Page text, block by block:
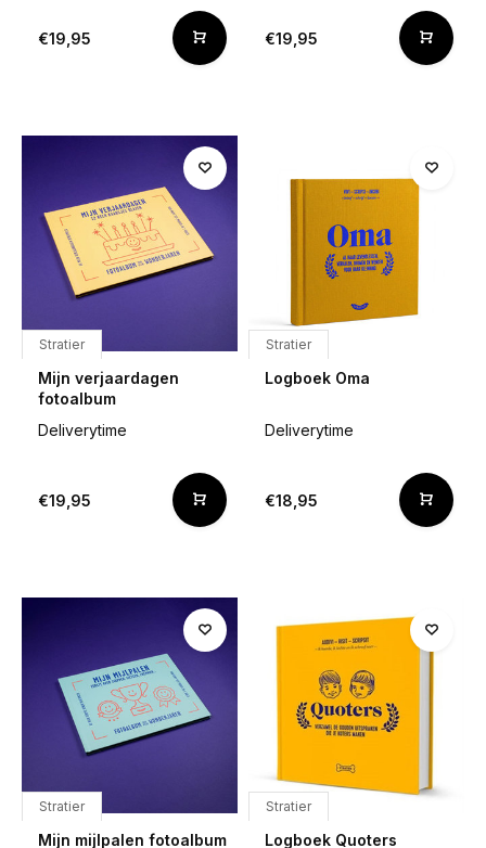
€19,95 €19,95
Stratier
Mijn verjaardagen
fotoalbum
Deliverytime
€19,95
Stratier
Logboek Oma
Deliverytime
€18,95
Stratier
Mijn mijlpalen fotoalbum
Stratier
Logboek Quoters